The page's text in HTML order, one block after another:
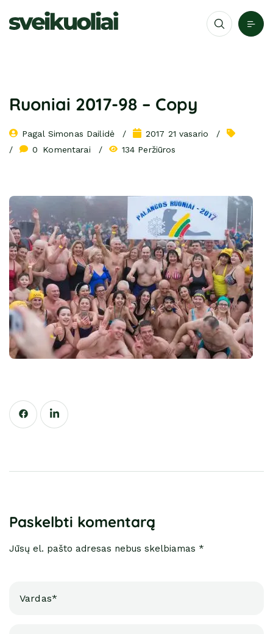
Ruoniai 2017-98 – Copy
Pagal Simonas Dailidė
2017 21 vasario
0
Komentarai 134 Peržiūros
Paskelbti komentarą
Jūsų el. pašto adresas nebus skelbiamas *